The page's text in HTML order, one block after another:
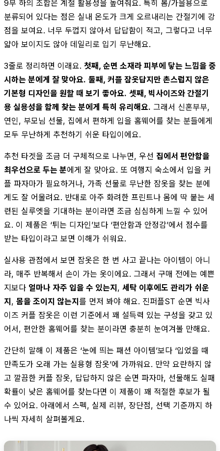
9부 하의 조합은 계절 활용성을 높여줘요. 특히 봄/가을용으로
분류되어 있다는 점은 실내 온도가 크게 오르내리는 간절기에 강
점을 보여요. 너무 두껍지 않아서 답답함이 적고, 그렇다고 너무
얇아 보이지도 않아 데일리로 입기 무난해요.
3줄로 정리하면 이래요. 첫째, 순면 소재라 피부에 닿는 느낌을 중
시하는 분에게 잘 맞아요. 둘째, 커플 잠옷답지만 촌스럽지 않은
기본형 디자인을 원할 때 보기 좋아요. 셋째, 빅사이즈와 간절기
용 실용성을 함께 찾는 분에게 특히 유리해요. 그래서 신혼부부,
연인, 부모님 선물, 집에서 편하게 입을 홈웨어를 찾는 분들에게
모두 무난하게 추천하기 쉬운 타입이에요.
추천 타겟을 조금 더 구체적으로 나누면, 우선 집에서 편안함을
최우선으로 두는 분에게 잘 맞아요. 또 여행지 숙소에서 입을 커
플 파자마가 필요하거나, 가족 선물로 무난한 잠옷을 찾는 분에
게도 잘 어울려요. 반대로 아주 화려한 프린트나 몸에 딱 붙는 세
련된 실루엣을 기대하는 분이라면 조금 심심하게 느낄 수 있어
요. 이 제품은 ‘튀는 디자인’보다 ‘편안함과 안정감’에서 점수를
받는 타입이라고 보면 이해가 쉬워요.
실사용 관점에서 보면 잠옷은 한 번 사고 끝나는 아이템이 아니
라, 매주 반복해서 손이 가는 옷이에요. 그래서 구매 전에는 예쁜
지보다 얼마나 자주 입을 수 있는지, 세탁 이후에도 관리가 쉬운
지, 몸을 조이지 않는지를 먼저 봐야 해요. 진퍼플ST 순면 빅사
이즈 커플 잠옷은 이런 기준에서 꽤 설득력 있는 구성을 갖고 있
어서, 편안한 홈웨어를 찾는 분이라면 충분히 눈여겨볼 만해요.
간단히 말해 이 제품은 ‘눈에 띄는 패션 아이템’보다 ‘입었을 때
만족도가 오래 가는 실용형 잠옷’에 가까워요. 만약 요란하지 않
고 깔끔한 커플 잠옷, 답답하지 않은 순면 파자마, 선물해도 실패
확률이 낮은 홈웨어를 찾는다면 이 제품이 꽤 적절한 후보가 될
수 있어요. 아래에서 스펙, 실제 리뷰, 장단점, 선택 기준까지 하
나씩 자세히 살펴볼게요.